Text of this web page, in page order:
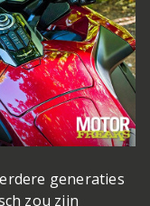
generaties
zou zijn